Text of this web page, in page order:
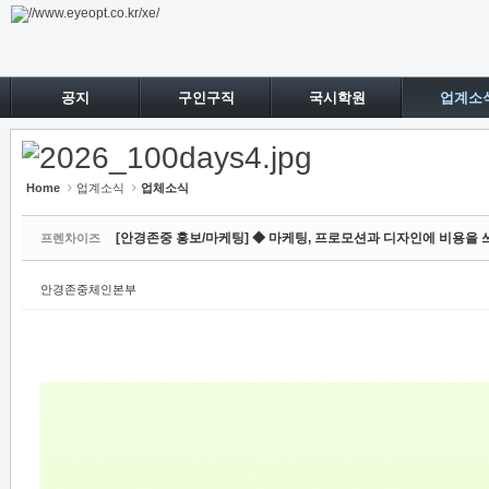
공지 구인구직 국시학원 업계소
Home 업계소식 업체소식
프렌차이즈 [안경존중 홍보/마케팅] ◆ 마케팅, 프로모션과 디자인에 비용을
안경존중체인본부